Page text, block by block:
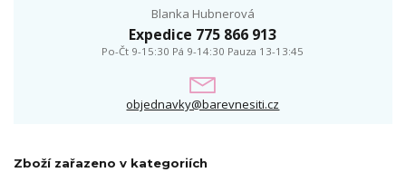
Blanka Hubnerová
Expedice 775 866 913
Po-Čt 9-15:30 Pá 9-14:30 Pauza 13-13:45
objednavky@barevnesiti.cz
Zboží zařazeno v kategoriích